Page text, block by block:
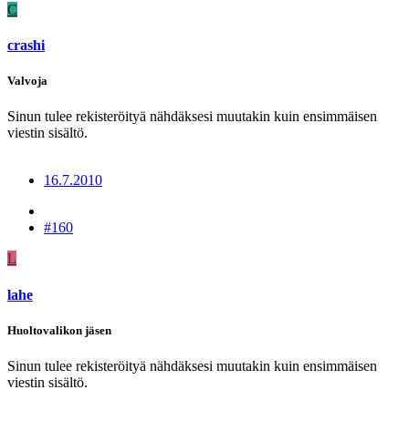
C
crashi
Valvoja
Sinun tulee rekisteröityä nähdäksesi muutakin kuin ensimmäisen
viestin sisältö.
16.7.2010
#160
L
lahe
Huoltovalikon jäsen
Sinun tulee rekisteröityä nähdäksesi muutakin kuin ensimmäisen
viestin sisältö.